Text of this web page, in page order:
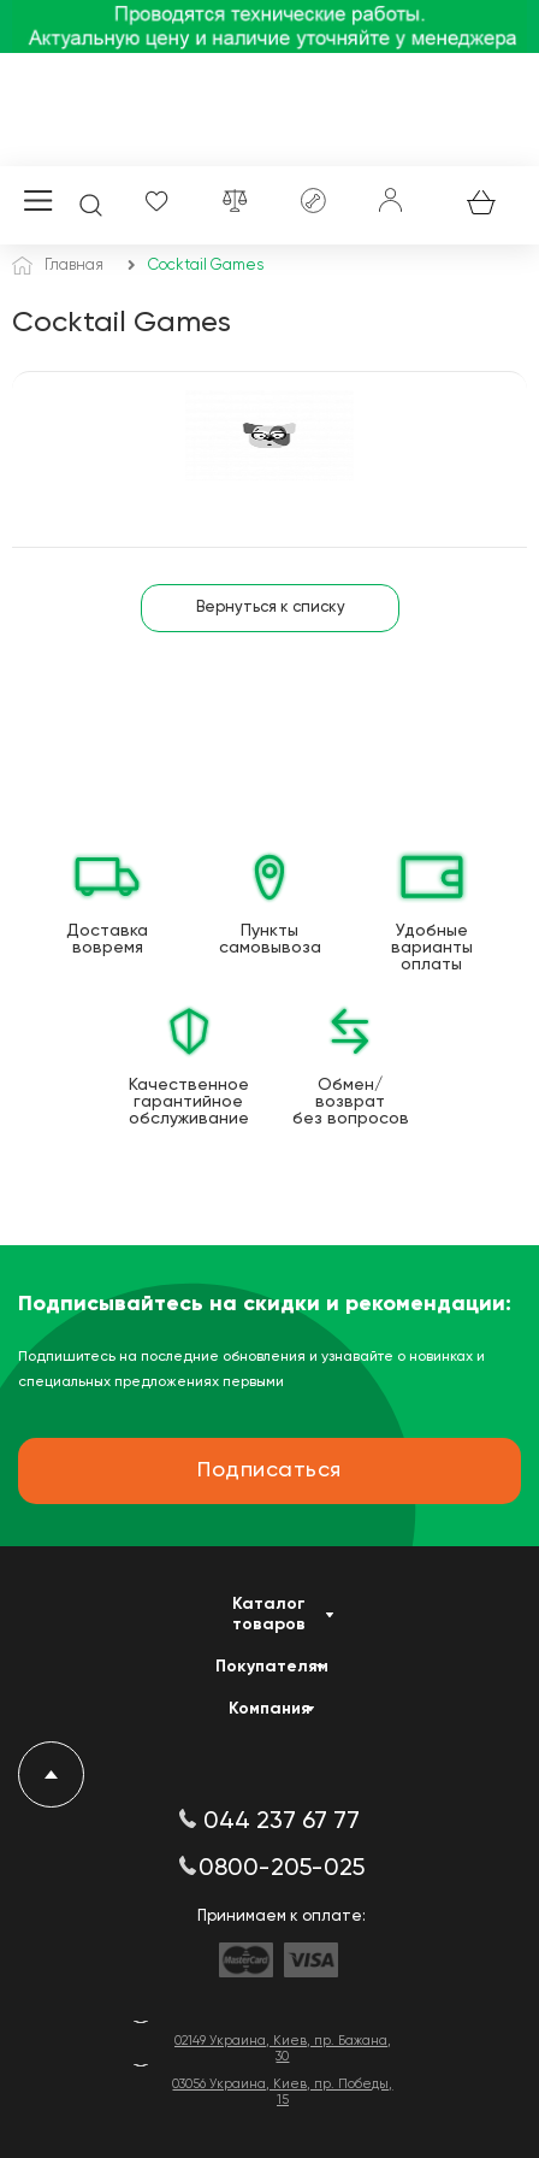
Главная Cocktail Games
Cocktail Games
Вернуться к списку
Доставка
вовремя
Пункты
самовывоза
Удобные
варианты
оплаты
Качественное
гарантийное
обслуживание
Обмен/
возврат
без вопросов
Подписывайтесь на скидки и рекомендации:
Подпишитесь на последние обновления и узнавайте о новинках и
специальных предложениях первыми
Подписаться
02149 Украина, Киев, пр. Бажана,
30
03056 Украина, Киев, пр. Победы,
15
Каталог
товаров
Покупателям
Компания
044 237 67 77
0800-205-025
Принимаем к оплате: